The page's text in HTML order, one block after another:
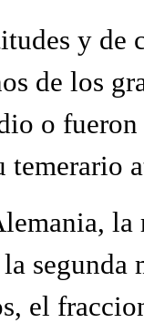
y de
de los
o fueron
temerario
el